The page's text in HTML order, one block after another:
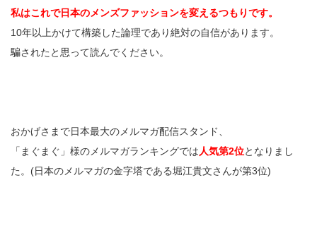
私はこれで日本のメンズファッションを変えるつもりです。
10年以上かけて構築した論理であり絶対の自信があります。
騙されたと思って読んでください。
おかげさまで日本最大のメルマガ配信スタンド、
「まぐまぐ」様のメルマガランキングでは 人気第2位となりまし
た。(日本のメルマガの金字塔である堀江貴文さんが第3位)